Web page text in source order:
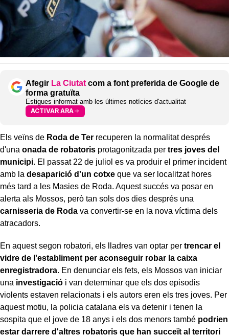
Afegir La Ciutat com a font preferida de Google de
forma gratuïta
Estigues informat amb les últimes notícies d'actualitat
ACTIVAR ARA
Els veïns de Roda de Ter recuperen la normalitat després
d'una onada de robatoris protagonitzada per tres joves del
municipi. El passat 22 de juliol es va produir el primer incident
amb la desaparició d'un cotxe que va ser localitzat hores
més tard a les Masies de Roda. Aquest succés va posar en
alerta als Mossos, però tan sols dos dies després una
carnisseria de Roda va convertir-se en la nova víctima dels
atracadors.
En aquest segon robatori, els lladres van optar per trencar el
vidre de l'establiment per aconseguir robar la caixa
enregistradora. En denunciar els fets, els Mossos van iniciar
una investigació i van determinar que els dos episodis
violents estaven relacionats i els autors eren els tres joves. Per
aquest motiu, la policia catalana els va detenir i tenen la
sospita que el jove de 18 anys i els dos menors també podrien
estar darrere d'altres robatoris que han succeït al territori